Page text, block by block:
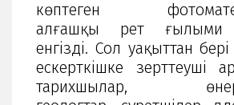
көптеген
алғашқы рет ғылыми
енгізді. Сол уақыттан
ескерткішке зерттеуші
тарихшылар,